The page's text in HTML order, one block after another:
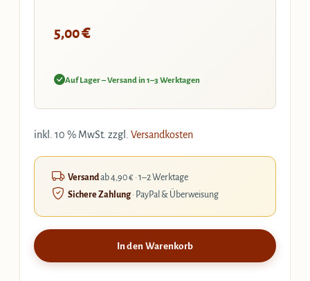
5,00€
Auf Lager – Versand in 1–3 Werktagen
inkl. 10 % MwSt. zzgl. Versandkosten
Versandab 4,90 € · 1–2 Werktage
Sichere Zahlung· PayPal & Überweisung
In den Warenkorb